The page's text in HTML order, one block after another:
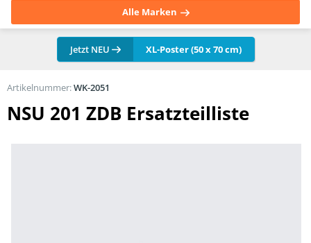
Alle Marken
Jetzt NEU XL-Poster (50 x 70 cm)
NSU 201 ZDB Ersatzteilliste
Artikelnummer:WK-2051